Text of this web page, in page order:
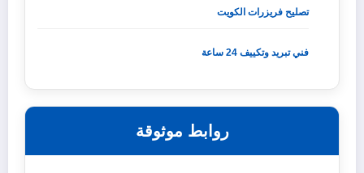
تصليح فريزرات الكويت
فني تبريد وتكييف 24 ساعة
روابط موثوقة